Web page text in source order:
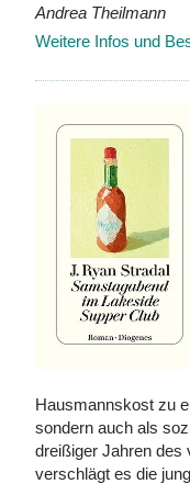
Andrea Theilmann
Weitere Infos und
Hausmannskost zu
sondern auch als
dreißiger Jahren des
verschlägt es die